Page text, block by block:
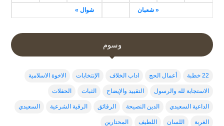
« شعبان شوال »
وسوم
22 خطبة أعمال الحج اداب الخلاف الإنتخابات الاخوة الاسلامية
الاستجابة لله والرسول التقييد والإيضاح الثبات الحفلات
الداعية السعيدي الدين النصيحة الرقائق الرقية الشرعية السعيدي
الغربة اللسان اللطيف المحتارين